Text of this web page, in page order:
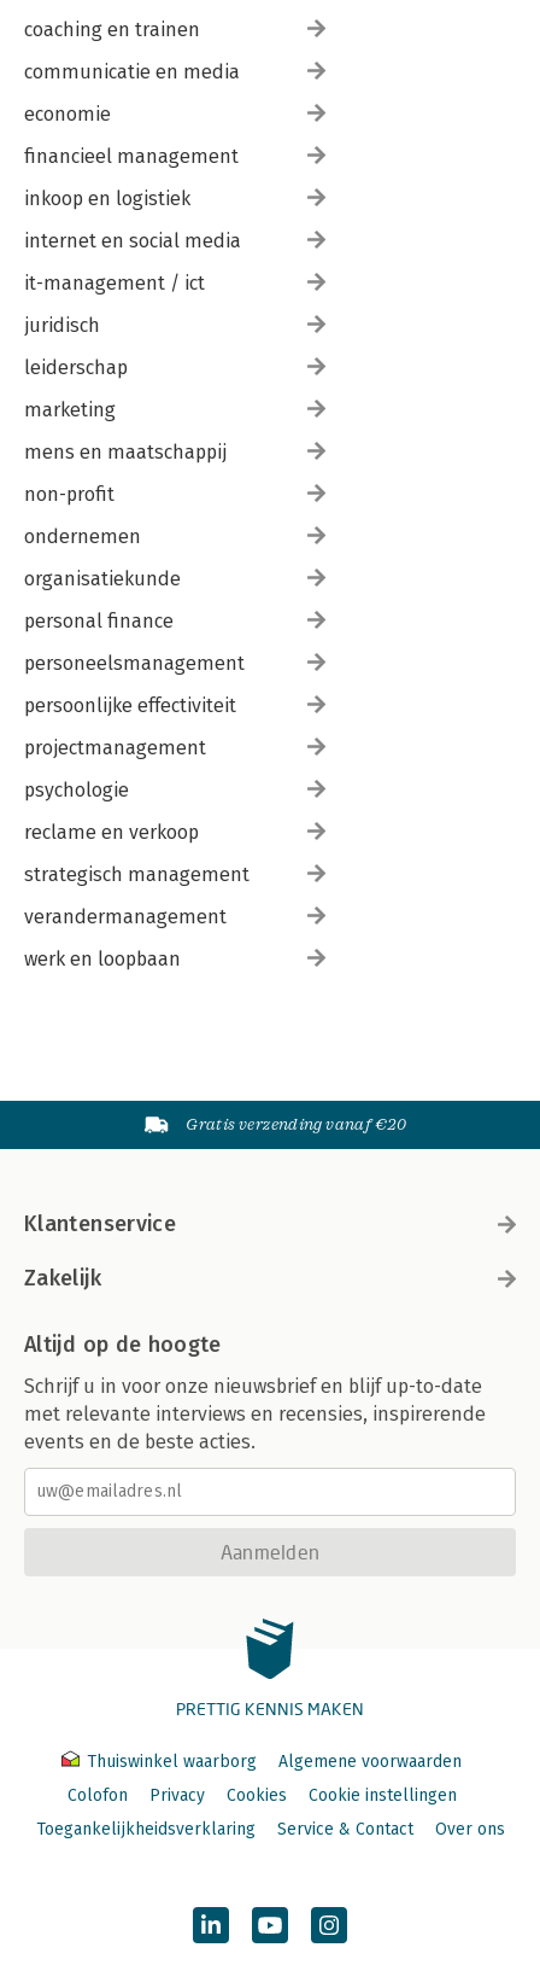
coaching en trainen
communicatie en media
economie
financieel management
inkoop en logistiek
internet en social media
it-management / ict
juridisch
leiderschap
marketing
mens en maatschappij
non-profit
ondernemen
organisatiekunde
personal finance
personeelsmanagement
persoonlijke effectiviteit
projectmanagement
psychologie
reclame en verkoop
strategisch management
verandermanagement
werk en loopbaan
Gratis verzending vanaf €20
Klantenservice
Zakelijk
Altijd op de hoogte
Schrijf u in voor onze nieuwsbrief en blijf up-to-date
met relevante interviews en recensies, inspirerende
events en de beste acties.
Aanmelden
PRETTIG KENNIS MAKEN
Thuiswinkel waarborg
Algemene voorwaarden
Colofon
Privacy Cookies
Cookie instellingen
Toegankelijkheidsverklaring
Service & Contact Over ons